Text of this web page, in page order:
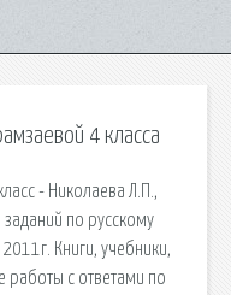
4 класса
- Николаева Л.П.,
по русскому
Книги, учебники,
работы с ответами по